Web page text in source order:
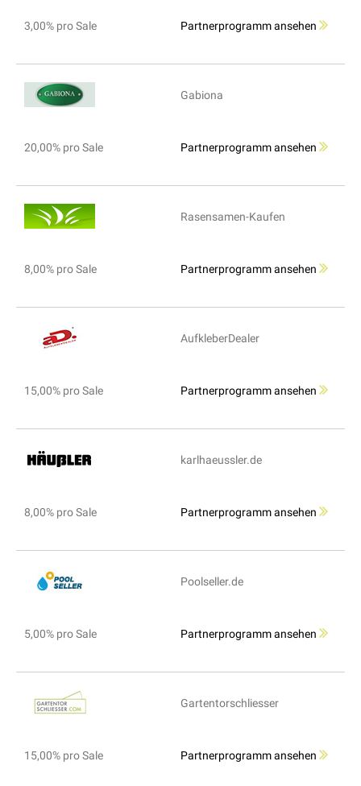
3,00% pro Sale Partnerprogramm ansehen
Gabiona
20,00% pro Sale Partnerprogramm ansehen
Rasensamen-Kaufen
8,00% pro Sale Partnerprogramm ansehen
AufkleberDealer
15,00% pro Sale Partnerprogramm ansehen
karlhaeussler.de
8,00% pro Sale Partnerprogramm ansehen
Poolseller.de
5,00% pro Sale Partnerprogramm ansehen
Gartentorschliesser
15,00% pro Sale Partnerprogramm ansehen